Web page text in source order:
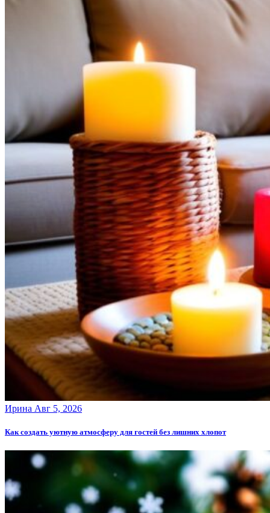
Ирина Авг 5, 2026
Как создать уютную атмосферу для гостей без лишних хлопот